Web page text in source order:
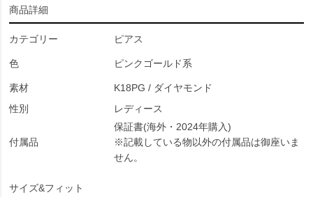
商品詳細
カテゴリー ピアス
色 ピンクゴールド系
素材
K18PG / ダイヤモンド
性別
レディース
付属品
保証書(海外・2024年購入)
※記載している物以外の付属品は御座いま
せん。
サイズ&フィット